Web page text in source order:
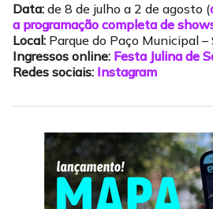
Data: de 8 de julho a 2 de agosto (
a programação completa de
Local: Parque do Paço Municipal –
Ingressos online: Festa Julina de
Redes sociais: Instagram